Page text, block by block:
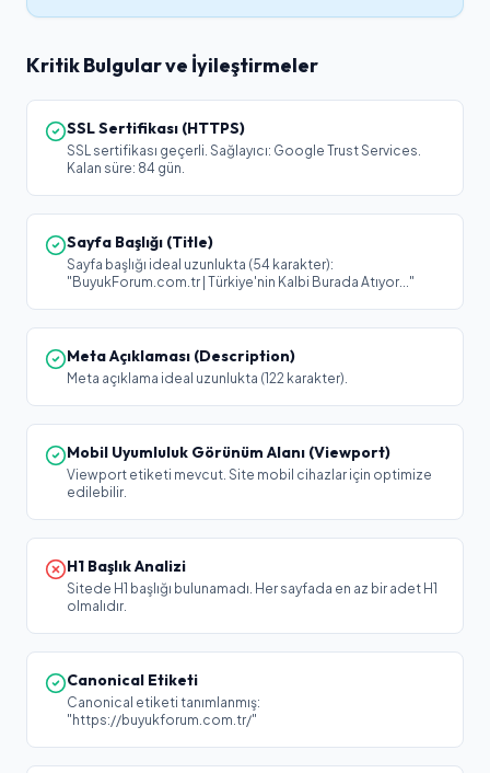
Kritik Bulgular ve İyileştirmeler
SSL Sertifikası (HTTPS)
SSL sertifikası geçerli. Sağlayıcı: Google Trust Services.
Kalan süre: 84 gün.
Sayfa Başlığı (Title)
Sayfa başlığı ideal uzunlukta (54 karakter):
"BuyukForum.com.tr | Türkiye'nin Kalbi Burada Atıyor..."
Meta Açıklaması (Description)
Meta açıklama ideal uzunlukta (122 karakter).
Mobil Uyumluluk Görünüm Alanı (Viewport)
Viewport etiketi mevcut. Site mobil cihazlar için optimize
edilebilir.
H1 Başlık Analizi
Sitede H1 başlığı bulunamadı. Her sayfada en az bir adet H1
olmalıdır.
Canonical Etiketi
Canonical etiketi tanımlanmış:
"https://buyukforum.com.tr/"